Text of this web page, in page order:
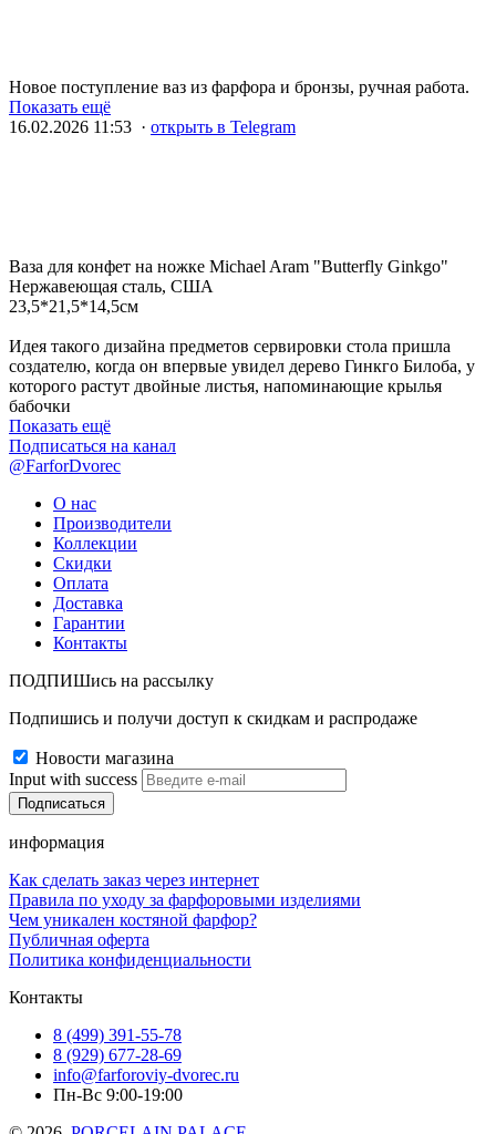
Новое поступление ваз из фарфора и бронзы, ручная работа.
Показать ещё
16.02.2026 11:53 · открыть в Telegram
Ваза для конфет на ножке Michael Aram "Butterfly Ginkgo"
Нержавеющая сталь, США
23,5*21,5*14,5см
Идея такого дизайна предметов сервировки стола пришла
создателю, когда он впервые увидел дерево Гинкго Билоба, у
которого растут двойные листья, напоминающие крылья
бабочки
Показать ещё
Подписаться на канал
@FarforDvorec
О нас
Производители
Коллекции
Скидки
Оплата
Доставка
Гарантии
Контакты
ПОДПИШись на рассылку
Подпишись и получи доступ к скидкам и распродаже
Новости магазина
Input with success
информация
Как сделать заказ через интернет
Правила по уходу за фарфоровыми изделиями
Чем уникален костяной фарфор?
Публичная оферта
Политика конфиденциальности
Контакты
8 (499) 391-55-78
8 (929) 677-28-69
info@farforoviy-dvorec.ru
Пн-Вс 9:00-19:00